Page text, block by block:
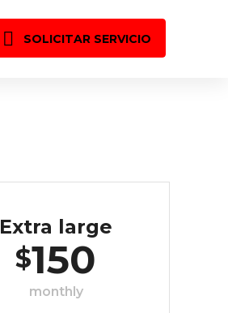
SOLICITAR SERVICIO
Extra large
$150
monthly